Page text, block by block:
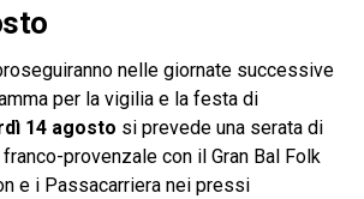
nelle giornate successive
per la vigilia e la festa di
14 agosto si prevede una serata di
provenzale con il Gran Bal Folk
e i Passacarriera nei pressi